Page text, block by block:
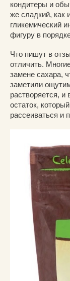
кондитеры и
же сладкий, как
гликемический
фигуру в
Что пишут в
отличить.
замене сахара,
заметили
растворяется,
остаток,
рассеиваться и